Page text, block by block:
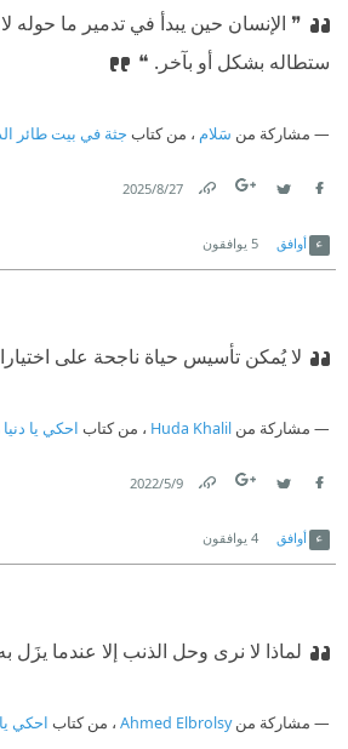
❞ الإنسان حين يبدأ في تدمير ما حوله
ستطاله بشكل أو بآخر. ❝
مشاركة من سَلام ، من كتاب جثة في بيت طائر
27‏/8‏/2025
أوافق 5 يوافقون
لا يُمكن تأسيس حياة ناجحة على
مشاركة من Huda Khalil ، من كتاب احكي يا دنيا
9‏/5‏/2022
أوافق 4 يوافقون
‫لماذا لا نرى وحل الذنب ‏ ‫إلا عندما يزَل
مشاركة منAhmed Elbrolsy ، من كتاب احكي يا